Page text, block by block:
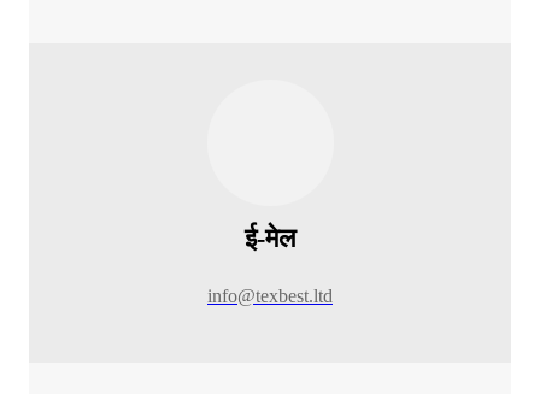
ई-मेल
info@texbest.ltd